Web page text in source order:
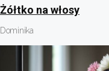
Żółtko na włosy
Dominika